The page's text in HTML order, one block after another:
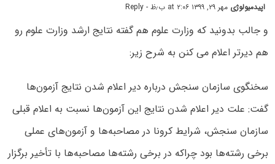
اپیدمیولوژی مهر ۲۹, ۱۳۹۹ at ۲:۰۶ ب٫ظ - Reply
و جالب بدونید که وزارت علوم ھم گفته نتایج ارشد وزارت علوم رو
ھم دیرتر اعلام می کنن به شرح زیر:
سخنگوی سازمان سنجش درباره دیر اعلام شدن نتایج آزمون‌ها
گفت: علت دیر اعلام شدن نتایج این آزمون‌ها نسبت به اعلام قبلی
سازمان سنجش، شرایط کرونا در مصاحبه‌ها و آزمون‌های عملی
برخی رشته‌ها بود چراکه در برخی رشته‌ها مصاحبه‌ها با تأخیر برگزار